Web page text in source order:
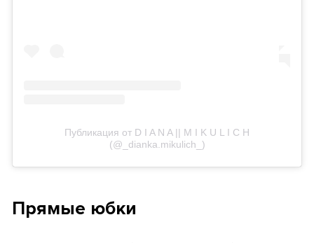
Публикация от D I A N A || M I K U L I C H
(@_dianka.mikulich_)
Прямые юбки